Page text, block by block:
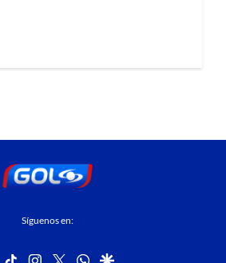
Síguenos en:
facebook
tiktok instagram
twitterwhatsapp
google